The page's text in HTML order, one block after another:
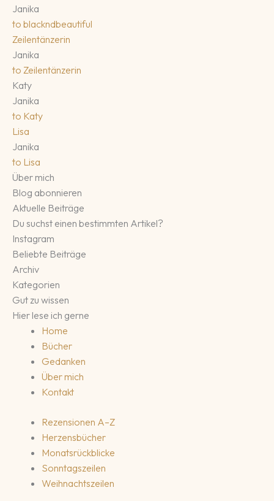
Janika
to blackndbeautiful
Zeilentänzerin
Janika
to Zeilentänzerin
Katy
Janika
to Katy
Lisa
Janika
to Lisa
Über mich
Blog abonnieren
Aktuelle Beiträge
Du suchst einen bestimmten Artikel?
Instagram
Beliebte Beiträge
Archiv
Kategorien
Gut zu wissen
Hier lese ich gerne
Home
Bücher
Gedanken
Über mich
Kontakt
Rezensionen A–Z
Herzensbücher
Monatsrückblicke
Sonntagszeilen
Weihnachtszeilen